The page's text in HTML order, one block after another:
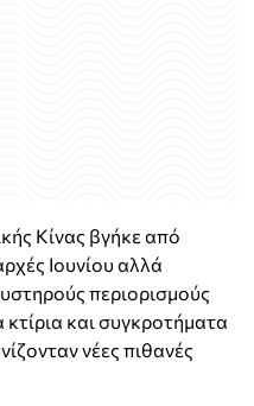
Κίνας βγήκε από
Ιουνίου αλλά
περιορισμούς
και συγκροτήματα
νέες πιθανές